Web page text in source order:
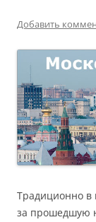
Добавить
Традиционно в
за прошедшую